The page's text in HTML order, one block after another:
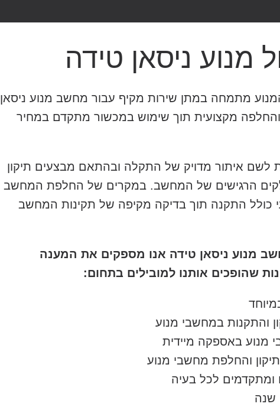
מנוע ניסאן טידה
מתמחה במתן שירות מקיף עבור מחשב מנוע ניסאן
והחלפה מקצועית תוך שימוש במכשור מתקדם במחיר
לשם איתור מדויק של התקלה ובהתאם מבצעים תיקון
הרגישים של המחשב. במקרים של החלפת המחשב
כולל התקנה תוך בדיקה מקיפה של תקינות המחשב
מנוע ניסאן טידה אנו מספקים את המענה
שהופכים אותנו למובילים בתחום:
והתקנות במחשבי מנוע
מנוע באספקה מיידית
והחלפת מחשבי מנוע
ומתקדמים לכל בעיה
שנה